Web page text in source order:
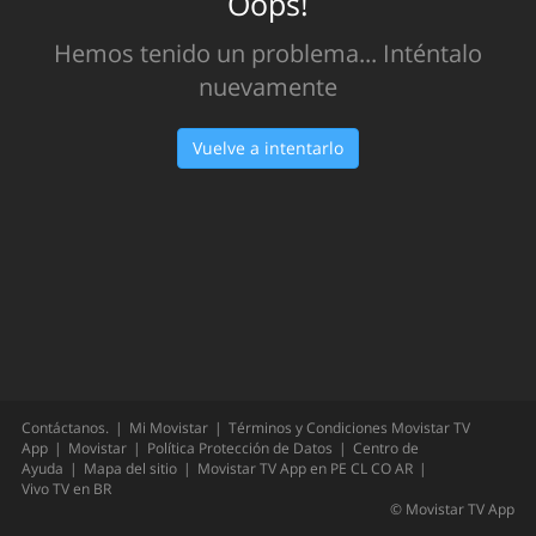
Hemos tenido un problema... Inténtalo
nuevamente
Vuelve a intentarlo
Contáctanos. Mi Movistar
Términos y Condiciones Movistar TV
App
Movistar Política Protección de Datos
Centro de
Ayuda
Mapa del sitio Movistar TV App en PE CLCOAR
Vivo TV en BR
© Movistar TV App